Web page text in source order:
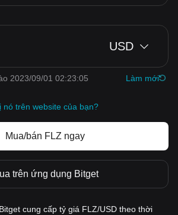
USD
2023/09/01 02:23:05
‌Làm mới
nó trên website của bạn?
Mua/bán FLZ ngay
trên ứng dụng Bitget
cung cấp tỷ giá FLZ/USD theo thời